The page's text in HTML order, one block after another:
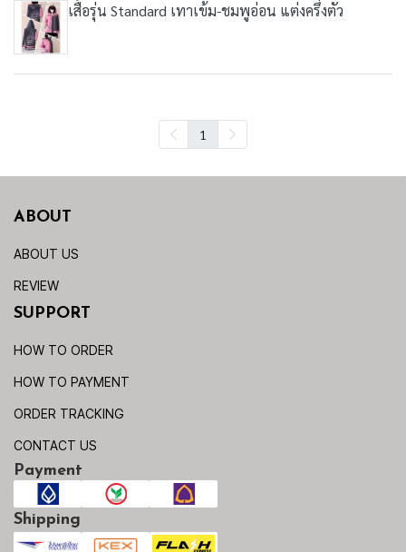
เสื้อรุ่น Standard เทาเข้ม-ชมพูอ่อน แต่งครึ่งตัว
1
ABOUT
ABOUT US
REVIEW
SUPPORT
HOW TO ORDER
HOW TO PAYMENT
ORDER TRACKING
CONTACT US
Payment
Shipping